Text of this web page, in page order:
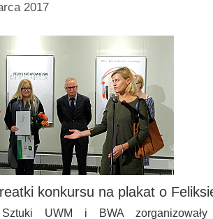
2017
konkursu na plakat o
Sztuki UWM i BWA